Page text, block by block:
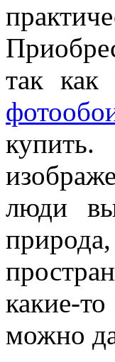
так как
люди
какие-
можно